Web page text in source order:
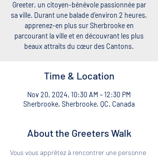
Greeter, un citoyen-bénévole passionnée par
sa ville. Durant une balade d’environ 2 heures,
apprenez-en plus sur Sherbrooke en
parcourant la ville et en découvrant les plus
beaux attraits du cœur des Cantons.
Time & Location
Nov 20, 2024, 10:30 AM – 12:30 PM
Sherbrooke, Sherbrooke, QC, Canada
About the Greeters Walk
Vous vous apprêtez à rencontrer une personne